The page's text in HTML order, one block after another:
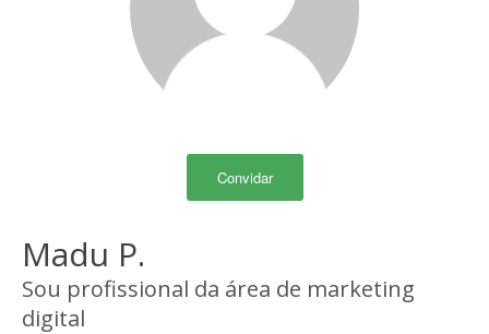
Convidar
Madu P.
Sou profissional da área de marketing
digital